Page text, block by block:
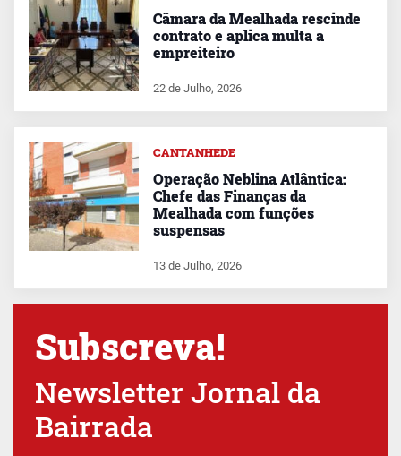
Câmara da Mealhada rescinde
contrato e aplica multa a
empreiteiro
22 de Julho, 2026
CANTANHEDE
Operação Neblina Atlântica:
Chefe das Finanças da
Mealhada com funções
suspensas
13 de Julho, 2026
Subscreva!
Newsletter Jornal da
Bairrada